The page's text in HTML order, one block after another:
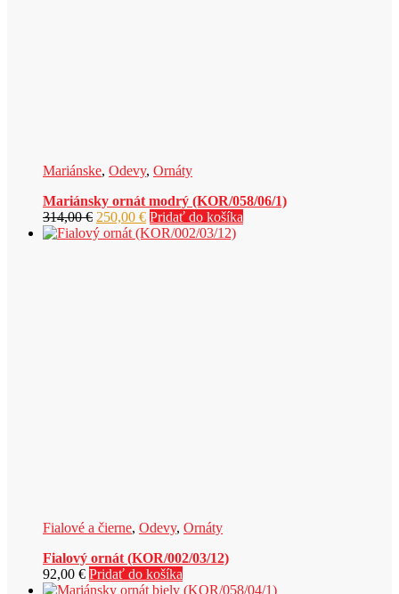
Mariánske, Odevy, Ornáty
Mariánsky ornát modrý (KOR/058/06/1)
314,00€ Pôvodná
cena
250,00 €Aktuálna
cena
Pridať do košíka
Fialové a čierne, Odevy, Ornáty
Fialový ornát (KOR/002/03/12)
92,00 € Pridať do košíka